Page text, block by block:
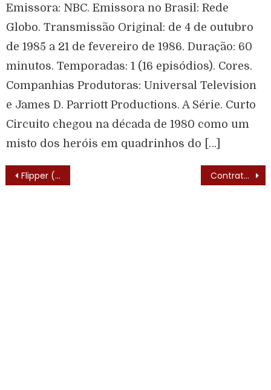
Emissora: NBC. Emissora no Brasil: Rede
Globo. Transmissão Original: de 4 de outubro
de 1985 a 21 de fevereiro de 1986. Duração: 60
minutos. Temporadas: 1 (16 episódios). Cores.
Companhias Produtoras: Universal Television
e James D. Parriott Productions. A Série. Curto
Circuito chegou na década de 1980 como um
misto dos heróis em quadrinhos do […]
Flipper (Flipper – 1964) – Elenco Contratempos (Quantum Leap -1989) – Texto de Abertura